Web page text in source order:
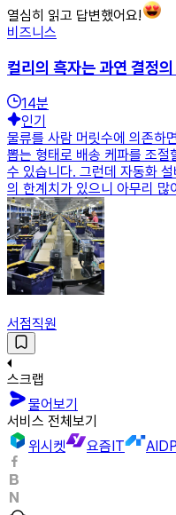
열심히 읽고 답변했어요!
비즈니스
컬리의 흑자는 과연 결정
14분
인기
물류를 사람 머릿수에 의존하
뽑는 형태로 배송 케파를 조절
수 있습니다. 그런데 자동화
의 한계치가 있으니 아무리 많
서점직원
스크랩
물어보기
서비스 전체보기
위시켓
요즘IT